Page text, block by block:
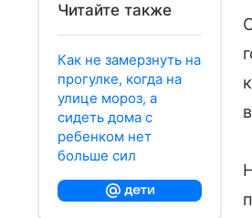
Читайте также
Как не замерзнуть на
прогулке, когда на
улице мороз, а
сидеть дома с
ребенком нет
больше сил